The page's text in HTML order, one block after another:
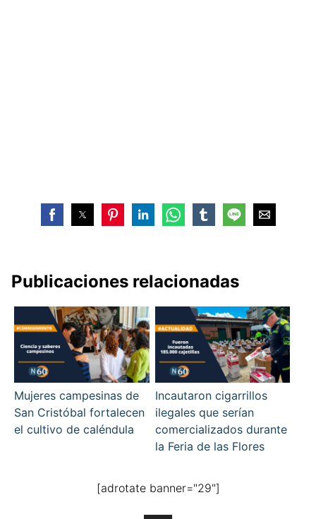
Publicaciones relacionadas
Mujeres campesinas de
San Cristóbal fortalecen
el cultivo de caléndula
Incautaron cigarrillos
ilegales que serían
comercializados durante
la Feria de las Flores
[adrotate banner="29"]